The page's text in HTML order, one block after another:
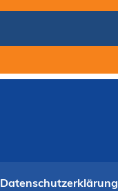
Datenschutzerklärung